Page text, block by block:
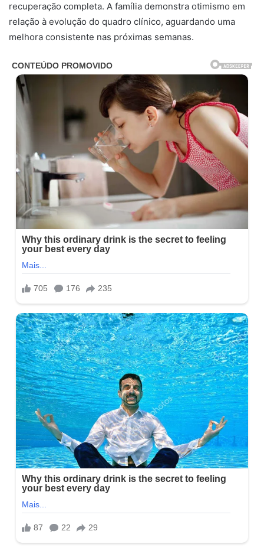
recuperação completa. A família demonstra otimismo em
relação à evolução do quadro clínico, aguardando uma
melhora consistente nas próximas semanas.